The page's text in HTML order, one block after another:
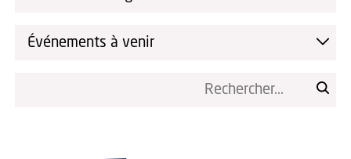
Événements à venir